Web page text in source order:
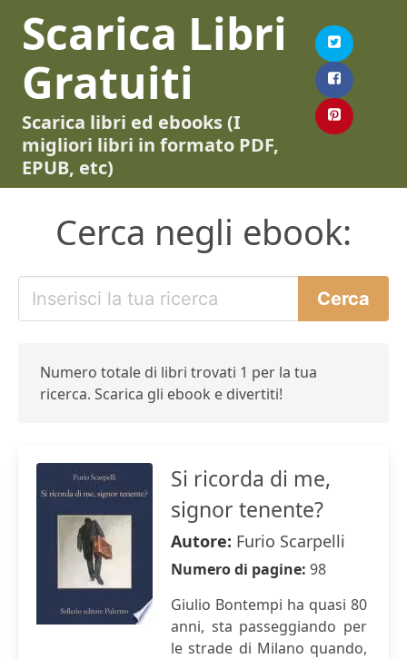
Scarica Libri
Gratuiti
Scarica libri ed ebooks (I
migliori libri in formato PDF,
EPUB, etc)
Cerca negli ebook:
Numero totale di libri trovati 1 per la tua
ricerca. Scarica gli ebook e divertiti!
Si ricorda di me,
signor tenente?
Autore: Furio Scarpelli
Numero di pagine: 98
Giulio Bontempi ha quasi 80
anni, sta passeggiando per
le strade di Milano quando,